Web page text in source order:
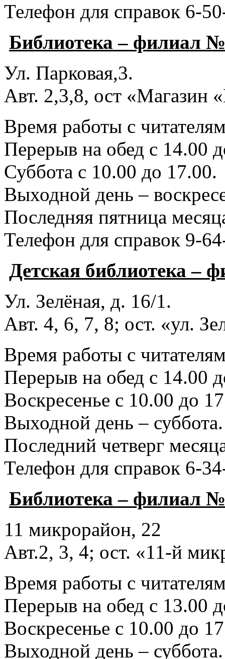
Телефон для справок 6-
Библиотека – филиал
Ул. Парковая,3.
Авт. 2,3,8, ост «Магазин
Время работы с
Перерыв на обед с 14.00
Суббота с 10.00 до 17.00.
Выходной день –
Последняя пятница
Телефон для справок 9-
Детская библиотека –
Ул. Зелёная, д. 16/1.
Авт. 4, 6, 7, 8; ост. «ул.
Время работы с
Перерыв на обед с 14.00
Воскресенье с 10.00 до
Выходной день – суббота.
Последний четверг
Телефон для справок 6-
Библиотека – филиал
11 микрорайон, 22
Авт.2, 3, 4; ост. «11-й
Время работы с
Перерыв на обед с 13.00
Воскресенье с 10.00 до
Выходной день – суббота.